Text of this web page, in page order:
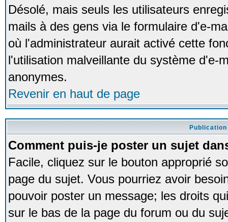
Désolé, mais seuls les utilisateurs
mails à des gens via le formulaire d'e-
où l'administrateur aurait activé cette
l'utilisation malveillante du système d'e-
anonymes.
Revenir en haut de page
Publication
Comment puis-je poster un sujet
Facile, cliquez sur le bouton approprié
page du sujet. Vous pourriez avoir
pouvoir poster un message; les droits
sur le bas de la page du forum ou du